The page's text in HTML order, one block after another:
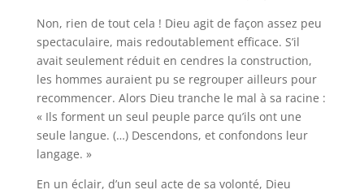
Non, rien de tout cela ! Dieu agit de façon assez peu
spectaculaire, mais redoutablement efficace. S’il
avait seulement réduit en cendres la construction,
les hommes auraient pu se regrouper ailleurs pour
recommencer. Alors Dieu tranche le mal à sa racine :
« Ils forment un seul peuple parce qu’ils ont une
seule langue. (…) Descendons, et confondons leur
langage. »
En un éclair, d’un seul acte de sa volonté, Dieu